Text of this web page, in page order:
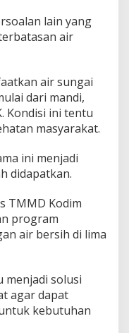
lain yang
air
air sungai
dari mandi,
Kondisi ini tentu
masyarakat.
ini menjadi
didapatkan.
TMMD Kodim
program
air bersih di lima
menjadi solusi
agar dapat
kebutuhan